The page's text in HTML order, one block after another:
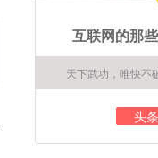
互联网的那
天下武功，唯快不
头条